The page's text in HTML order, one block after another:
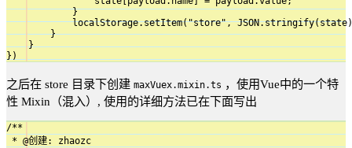
            }
localStorage.setItem("store",
        }
    }
})
之后在 store 目录下创建 maxVuex.mixin.ts ，使用Vue中的一个特
性 Mixin（混入）, 使用的详细方法已在下面写出
/**
* @创建: zhaozc